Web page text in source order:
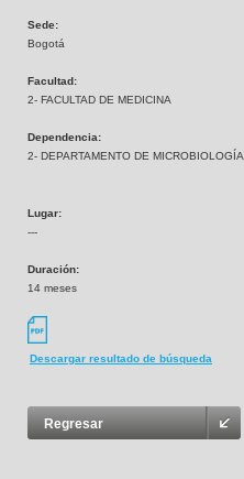
Sede:
Bogotá
Facultad:
2- FACULTAD DE MEDICINA
Dependencia:
2- DEPARTAMENTO DE MICROBIOLOGÍA
Lugar:
---
Duración:
14 meses
Descargar resultado de búsqueda
Regresar